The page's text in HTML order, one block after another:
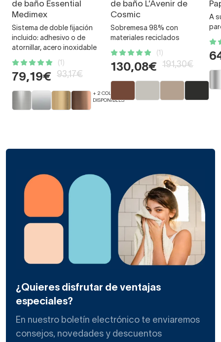
de baño Essential
Medimex
Sistema de doble fijación
incluido: adhesivo o de
atornillar, acero inoxidable
(1)
79,19€ 93,17€
+ 2 COLORES
DISPONIBLES
de baño L’Avenir de
Cosmic
Sobremesa 98% con
materiales reciclados
(1)
130,08€ 191,30€
A
¿Quieres disfrutar de ventajas
especiales?
En nuestro boletín electrónico te enviaremos
consejos, novedades y descuentos